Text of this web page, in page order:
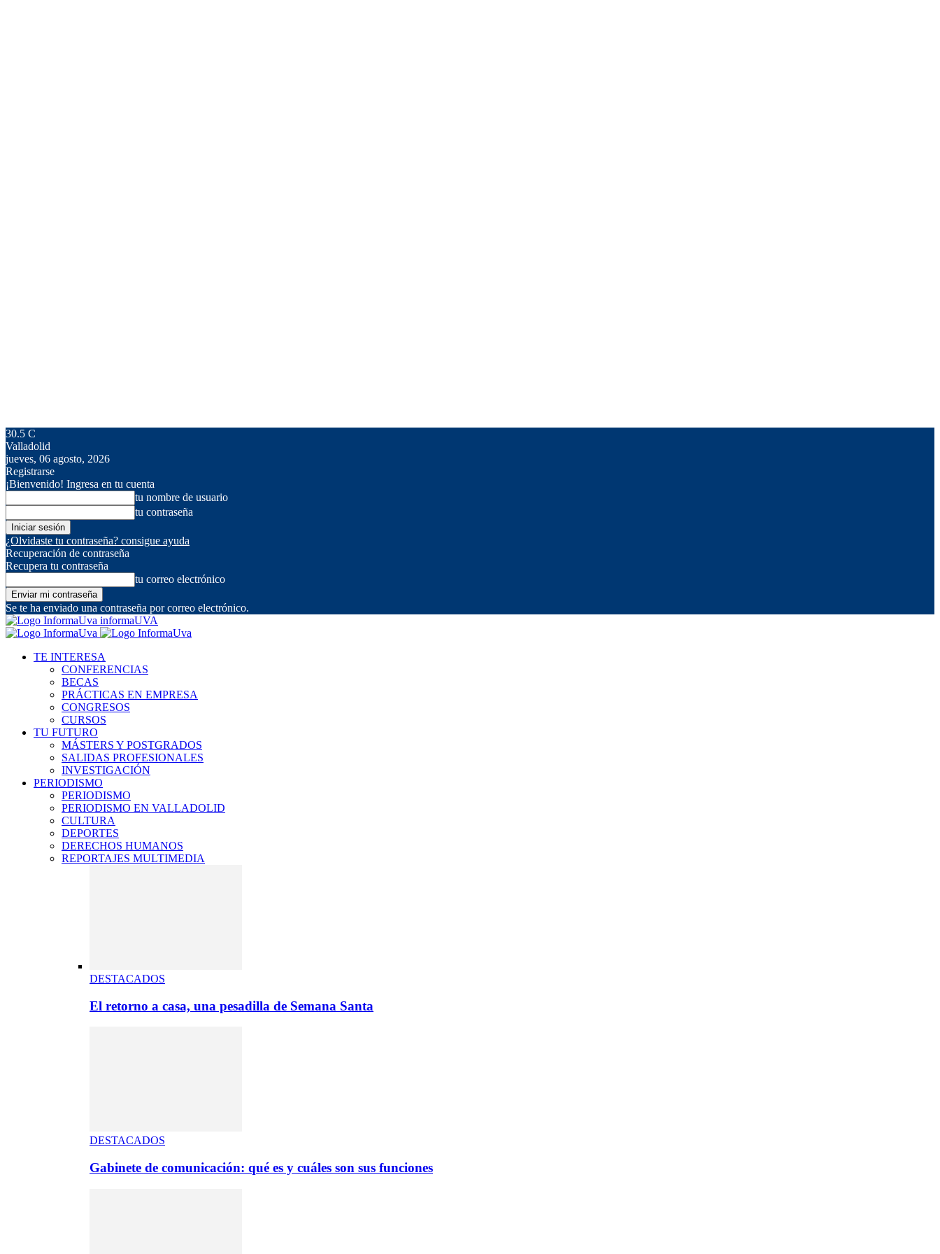
30.5 C
Valladolid
jueves, 06 agosto, 2026
Registrarse
¡Bienvenido! Ingresa en tu cuenta
tu nombre de usuario
tu contraseña
¿Olvidaste tu contraseña? consigue ayuda
Recuperación de contraseña
Recupera tu contraseña
tu correo electrónico
Se te ha enviado una contraseña por correo electrónico.
informaUVA
TE INTERESA
CONFERENCIAS
BECAS
PRÁCTICAS EN EMPRESA
CONGRESOS
CURSOS
TU FUTURO
MÁSTERS Y POSTGRADOS
SALIDAS PROFESIONALES
INVESTIGACIÓN
PERIODISMO
PERIODISMO
PERIODISMO EN VALLADOLID
CULTURA
DEPORTES
DERECHOS HUMANOS
REPORTAJES MULTIMEDIA
DESTACADOS
El retorno a casa, una pesadilla de Semana Santa
DESTACADOS
Gabinete de comunicación: qué es y cuáles son sus funciones